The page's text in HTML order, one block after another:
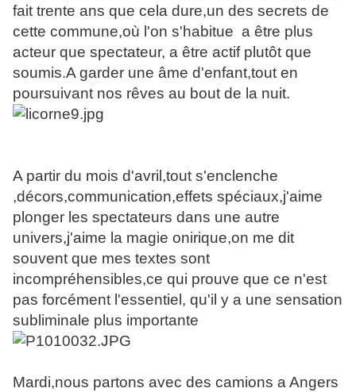
fait trente ans que cela dure,un des secrets de
cette commune,où l'on s'habitue a être plus
acteur que spectateur, a être actif plutôt que
soumis.A garder une âme d'enfant,tout en
poursuivant nos rêves au bout de la nuit.
A partir du mois d'avril,tout s'enclenche
,décors,communication,effets spéciaux,j'aime
plonger les spectateurs dans une autre
univers,j'aime la magie onirique,on me dit
souvent que mes textes sont
incompréhensibles,ce qui prouve que ce n'est
pas forcément l'essentiel, qu'il y a une sensation
subliminale plus importante
Mardi,nous partons avec des camions a Angers